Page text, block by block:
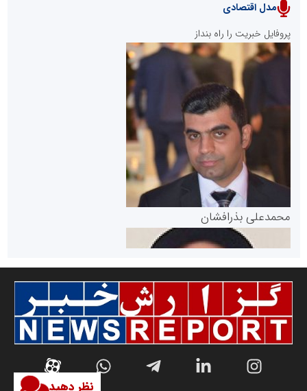
پایگاه خبری نهضت ملی مسکن
پایگاه خبری گفتمان یزد
سازمان بورس و اوراق بهادار
مرجع اخبار موثق در بازارسرمایه
سازمان صنعت،معدن و تجارت
مدل اقتصادی
پروفایل خبریت را راه بنداز
محمدعلی بذرافشان